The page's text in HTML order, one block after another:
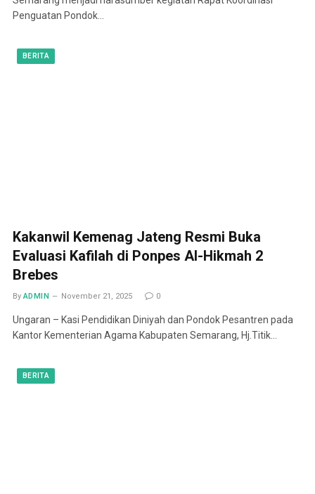
Penguatan Pondok…
BERITA
Kakanwil Kemenag Jateng Resmi Buka
Evaluasi Kafilah di Ponpes Al-Hikmah 2
Brebes
By ADMIN November 21, 2025 0
Ungaran – Kasi Pendidikan Diniyah dan Pondok Pesantren pada
Kantor Kementerian Agama Kabupaten Semarang, Hj.Titik…
BERITA